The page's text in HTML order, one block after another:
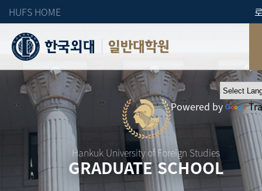
HUFS HOME
일반대학원
Hankuk University of Foreign Studies
GRADUATE SCHOOL
Powered by